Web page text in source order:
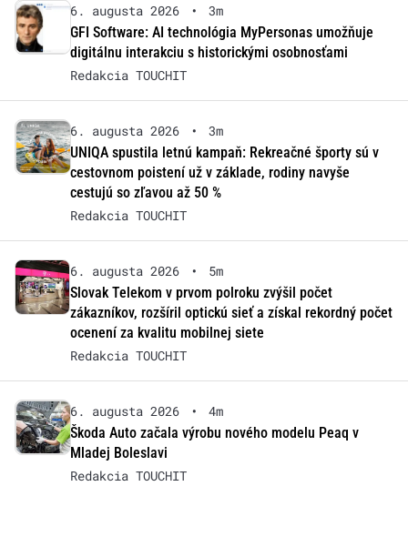
6. augusta 2026 •
3m
GFI Software: AI technológia MyPersonas umožňuje
digitálnu interakciu s historickými osobnosťami
Redakcia TOUCHIT
6. augusta 2026 •
3m
UNIQA spustila letnú kampaň: Rekreačné športy sú v
cestovnom poistení už v základe, rodiny navyše
cestujú so zľavou až 50 %
Redakcia TOUCHIT
6. augusta 2026 •
5m
Slovak Telekom v prvom polroku zvýšil počet
zákazníkov, rozšíril optickú sieť a získal rekordný počet
ocenení za kvalitu mobilnej siete
Redakcia TOUCHIT
6. augusta 2026 •
4m
Škoda Auto začala výrobu nového modelu Peaq v
Mladej Boleslavi
Redakcia TOUCHIT